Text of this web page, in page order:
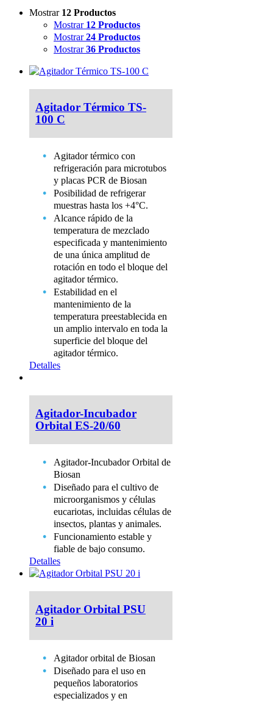
Mostrar 12 Productos
Mostrar 12 Productos
Mostrar24 Productos
Mostrar36 Productos
Agitador Térmico TS-
100 C
Agitador térmico con
refrigeración para microtubos
y placas PCR de Biosan
Posibilidad de refrigerar
muestras hasta los +4°C.
Alcance rápido de la
temperatura de mezclado
especificada y mantenimiento
de una única amplitud de
rotación en todo el bloque del
agitador térmico.
Estabilidad en el
mantenimiento de la
temperatura preestablecida en
un amplio intervalo en toda la
superficie del bloque del
agitador térmico.
Detalles
Agitador-Incubador
Orbital ES-20/60
Agitador-Incubador Orbital de
Biosan
Diseñado para el cultivo de
microorganismos y células
eucariotas, incluidas células de
insectos, plantas y animales.
Funcionamiento estable y
fiable de bajo consumo.
Detalles
Agitador Orbital PSU
20 i
Agitador orbital de Biosan
Diseñado para el uso en
pequeños laboratorios
especializados y en